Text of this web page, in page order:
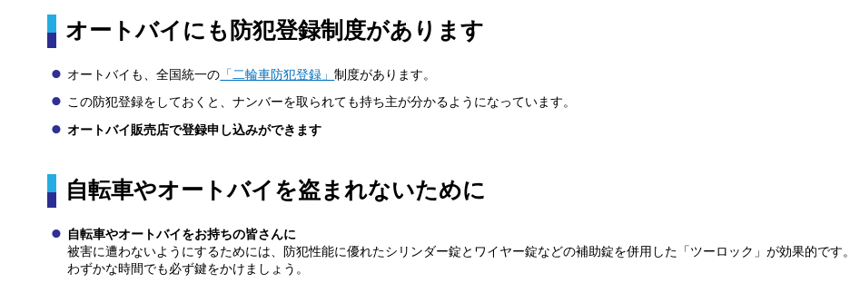
オートバイにも防犯登録制度があります
オートバイも、全国統一の 「二輪車防犯登録」制度があります。
この防犯登録をしておくと、ナンバーを取られても持ち主が分かるようになっています。
オートバイ販売店で登録申し込みができます
自転車やオートバイを盗まれないために
自転車やオートバイをお持ちの皆さんに
被害に遭わないようにするためには、防犯性能に優れたシリンダー錠とワイヤー錠などの補助錠を併用した「ツーロック」が効果的です。
わずかな時間でも必ず鍵をかけましょう。